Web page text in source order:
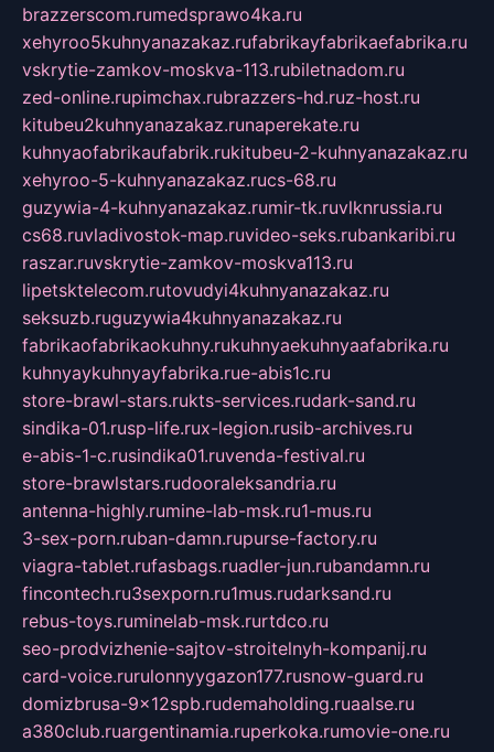
brazzerscom.rumedsprawo4ka.ru
xehyroo5kuhnyanazakaz.rufabrikayfabrikaefabrika.ru
vskrytie-zamkov-moskva-113.rubiletnadom.ru
zed-online.rupimchax.rubrazzers-hd.ruz-host.ru
kitubeu2kuhnyanazakaz.runaperekate.ru
kuhnyaofabrikaufabrik.rukitubeu-2-kuhnyanazakaz.ru
xehyroo-5-kuhnyanazakaz.rucs-68.ru
guzywia-4-kuhnyanazakaz.rumir-tk.ruvlknrussia.ru
cs68.ruvladivostok-map.ruvideo-seks.rubankaribi.ru
raszar.ruvskrytie-zamkov-moskva113.ru
lipetsktelecom.rutovudyi4kuhnyanazakaz.ru
seksuzb.ruguzywia4kuhnyanazakaz.ru
fabrikaofabrikaokuhny.rukuhnyaekuhnyaafabrika.ru
kuhnyaykuhnyayfabrika.rue-abis1c.ru
store-brawl-stars.rukts-services.rudark-sand.ru
sindika-01.rusp-life.rux-legion.rusib-archives.ru
e-abis-1-c.rusindika01.ruvenda-festival.ru
store-brawlstars.rudooraleksandria.ru
antenna-highly.rumine-lab-msk.ru1-mus.ru
3-sex-porn.ruban-damn.rupurse-factory.ru
viagra-tablet.rufasbags.ruadler-jun.rubandamn.ru
fincontech.ru3sexporn.ru1mus.rudarksand.ru
rebus-toys.ruminelab-msk.rurtdco.ru
seo-prodvizhenie-sajtov-stroitelnyh-kompanij.ru
card-voice.rurulonnyygazon177.rusnow-guard.ru
domizbrusa-9x12spb.rudemaholding.ruaalse.ru
a380club.ruargentinamia.ruperkoka.rumovie-one.ru